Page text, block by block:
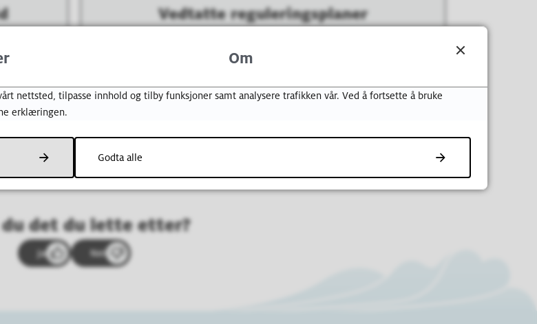
Vedtatte reguleringsplaner
Kommuneplanens arealdel
du det du lette etter?
Ja Nei
Om
nettsted, tilpasse innhold og tilby funksjoner samt analysere trafikken vår. Ved å fortsette å bruke
erklæringen.
Godta alle